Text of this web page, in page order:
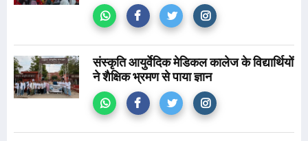
संस्कृति आयुर्वेदिक मेडिकल कालेज के विद्यार्थियों
ने शैक्षिक भ्रमण से पाया ज्ञान